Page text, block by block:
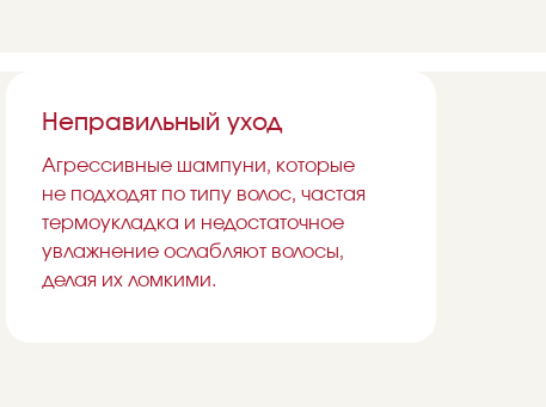
Неправильный уход
Агрессивные шампуни, которые
не подходят по типу волос, частая
термоукладка и недостаточное
увлажнение ослабляют волосы,
делая их ломкими.